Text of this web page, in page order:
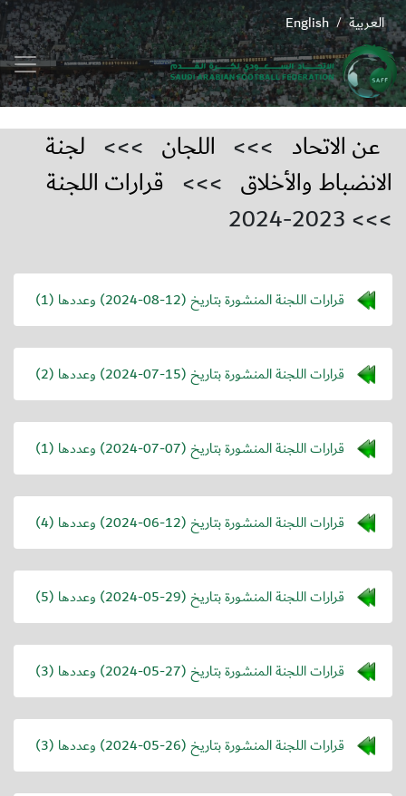
English / العربية
عن الاتحاد >>> اللجان >>> لجنة
الانضباط والأخلاق >>> قرارات اللجنة
>>> 2023-2024
قرارات اللجنة المنشورة بتاريخ (2024-08-12) وعددها (1)
قرارات اللجنة المنشورة بتاريخ (2024-07-15) وعددها (2)
قرارات اللجنة المنشورة بتاريخ (2024-07-07) وعددها (1)
قرارات اللجنة المنشورة بتاريخ (2024-06-12) وعددها (4)
قرارات اللجنة المنشورة بتاريخ (2024-05-29) وعددها (5)
قرارات اللجنة المنشورة بتاريخ (2024-05-27) وعددها (3)
قرارات اللجنة المنشورة بتاريخ (2024-05-26) وعددها (3)